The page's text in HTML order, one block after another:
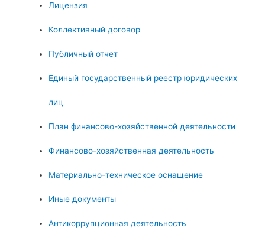
Лицензия
Коллективный договор
Публичный отчет
Единый государственный реестр юридических
лиц
План финансово-хозяйственной деятельности
Финансово-хозяйственная деятельность
Материально-техническое оснащение
Иные документы
Антикоррупционная деятельность